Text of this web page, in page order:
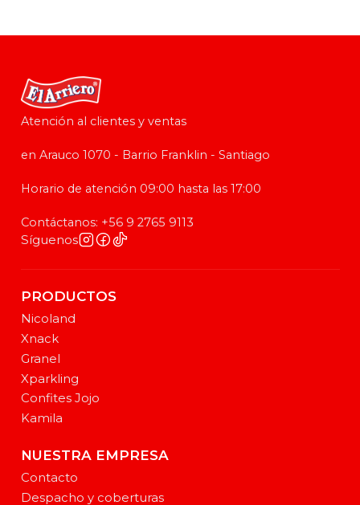
Atención al clientes y ventas
en Arauco 1070 - Barrio Franklin - Santiago
Horario de atención 09:00 hasta las 17:00
Contáctanos: +56 9 2765 9113
Síguenos
PRODUCTOS
Nicoland
Xnack
Granel
Xparkling
Confites Jojo
Kamila
NUESTRA EMPRESA
Contacto
Despacho y coberturas